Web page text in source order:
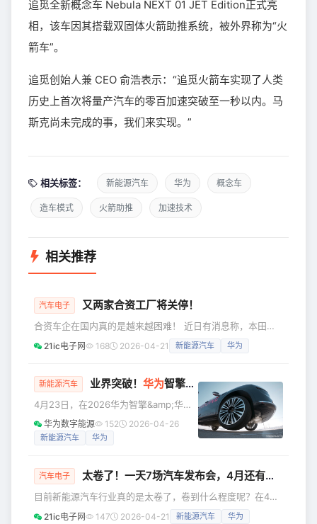
追觅全新概念车 Nebula NEXT 01 JET Edition正式亮
相，该车因其搭载双固体火箭助推系统，被外界称为“火
箭车”。
追觅创始人兼 CEO 俞浩表示：“追觅火箭车实现了人类
历史上首次将量产汽车的零百加速突破至一秒以内。马
斯克尚未完成的事，我们来实现。”
相关标签： 新能源汽车 华为 概念车
造车模式 火箭助推 加速技术
相关推荐
汽车电子 又两家合资工厂将关停！
合资车企在国内真的是越来越困难！ 近日有消息称，本田计
划停产广州、武汉2座燃油车工厂，我们查阅了一下消息来
报》、第一财经等在当天进行了跟进报道。所以，这个消息是
可靠的。 据《东洋经济在线》报道，按计划，广汽本田相关
工厂将于2026年6月停产，东风本田相关工厂则于2027年停
产。本田在中国
21ic电子网 168 2026-04-21 新能源汽车 华为
新能源汽车 业界突破！ 华为智擎让3吨电动车完成1.2米立定跳远
4月23日，在2026华为智擎&amp;华为
超充战略与新品发布会上，华为智擎展
示了一个堪称“反物理”的极限测试：一台
擎在驱动、制动、悬架、转向全域融合
这一成绩不仅刷新了业界对电动车操控
的认知，更标志着汽车从单纯的交通工
华为数字能源 152 2026-04-26
新能源汽车 华为
汽车电子 太卷了！一天7场汽车发布会，4月还有超100场
目前新能源汽车行业真的是太卷了，卷到什么程度呢？在4月
13日奇瑞风云T9L全球上市发布会上，奇瑞汽车执行副总裁李
21ic电子网 147 2026-04-21 新能源汽车 华为